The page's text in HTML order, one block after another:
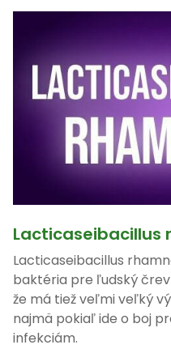
Lacticaseibacillus
Lacticaseibacillus
baktéria pre ľudský
že má tiež veľmi veľký
najmä pokiaľ ide o boj
infekciám.